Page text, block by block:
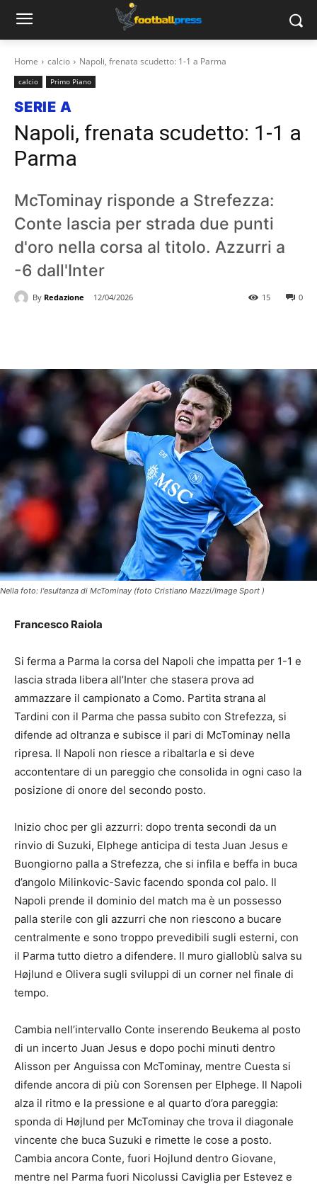
Home calcio Napoli, frenata scudetto: 1-1 a Parma
calcio Primo Piano
SERIE A
Napoli, frenata scudetto: 1-1 a
Parma
McTominay risponde a Strefezza:
Conte lascia per strada due punti
d'oro nella corsa al titolo. Azzurri a
-6 dall'Inter
By Redazione 12/04/2026 0
15
Nella foto: l'esultanza di McTominay (foto Cristiano Mazzi/Image Sport )
Francesco Raiola
Si ferma a Parma la corsa del Napoli che impatta per 1-1 e
lascia strada libera all’Inter che stasera prova ad
ammazzare il campionato a Como. Partita strana al
Tardini con il Parma che passa subito con Strefezza, si
difende ad oltranza e subisce il pari di McTominay nella
ripresa. Il Napoli non riesce a ribaltarla e si deve
accontentare di un pareggio che consolida in ogni caso la
posizione di onore del secondo posto.
Inizio choc per gli azzurri: dopo trenta secondi da un
rinvio di Suzuki, Elphege anticipa di testa Juan Jesus e
Buongiorno palla a Strefezza, che si infila e beffa in buca
d’angolo Milinkovic-Savic facendo sponda col palo. Il
Napoli prende il dominio del match ma è un possesso
palla sterile con gli azzurri che non riescono a bucare
centralmente e sono troppo prevedibili sugli esterni, con
il Parma tutto dietro a difendere. Il muro gialloblù salva su
Højlund e Olivera sugli sviluppi di un corner nel finale di
tempo.
Cambia nell’intervallo Conte inserendo Beukema al posto
di un incerto Juan Jesus e dopo pochi minuti dentro
Alisson per Anguissa con McTominay, mentre Cuesta si
difende ancora di più con Sorensen per Elphege. Il Napoli
alza il ritmo e la pressione e al quarto d’ora pareggia:
sponda di Højlund per McTominay che trova il diagonale
vincente che buca Suzuki e rimette le cose a posto.
Cambia ancora Conte, fuori Hojlund dentro Giovane,
mentre nel Parma fuori Nicolussi Caviglia per Estevez e